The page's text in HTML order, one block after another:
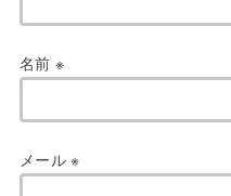
名前 ※
メール※